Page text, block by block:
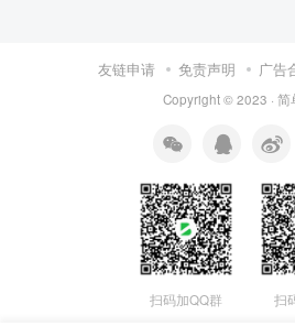
友链申请 免责声明 广告
Copyright © 2023 · 简
扫码加QQ群 扫